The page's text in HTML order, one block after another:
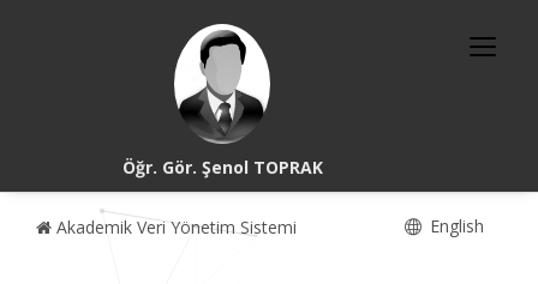
Öğr. Gör. Şenol TOPRAK
Akademik Veri Yönetim Sistemi English